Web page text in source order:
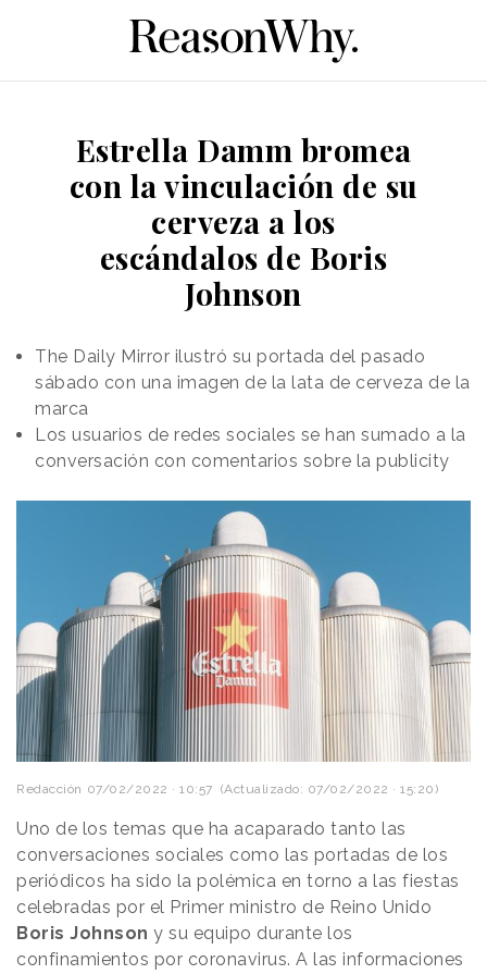
Estrella Damm bromea
con la vinculación de su
cerveza a los
escándalos de Boris
Johnson
The Daily Mirror ilustró su portada del pasado
sábado con una imagen de la lata de cerveza de la
marca
Los usuarios de redes sociales se han sumado a la
conversación con comentarios sobre la publicity
Redacción 07/02/2022 · 10:57 (Actualizado: 07/02/2022 · 15:20)
Uno de los temas que ha acaparado tanto las
conversaciones sociales como las portadas de los
periódicos ha sido la polémica en torno a las fiestas
celebradas por el Primer ministro de Reino Unido
Boris Johnson y su equipo durante los
confinamientos por coronavirus. A las informaciones